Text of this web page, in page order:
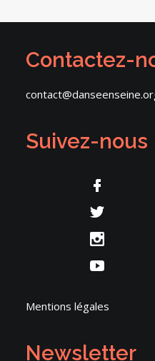
Contactez-
Suivez-nous
Mentions légales
Newsletter